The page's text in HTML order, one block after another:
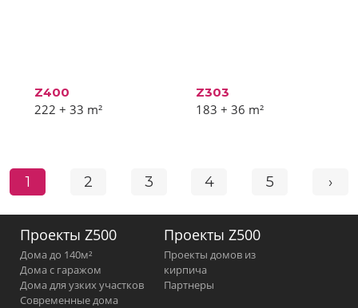
Z400
222 + 33 m²
Z303
183 + 36 m²
1 2 3 4 5 ›
Проекты Z500
Дома до 140м²
Дома с гаражом
Дома для узких участков
Современные дома
Проекты Z500
Проекты домов из
кирпича
Партнеры